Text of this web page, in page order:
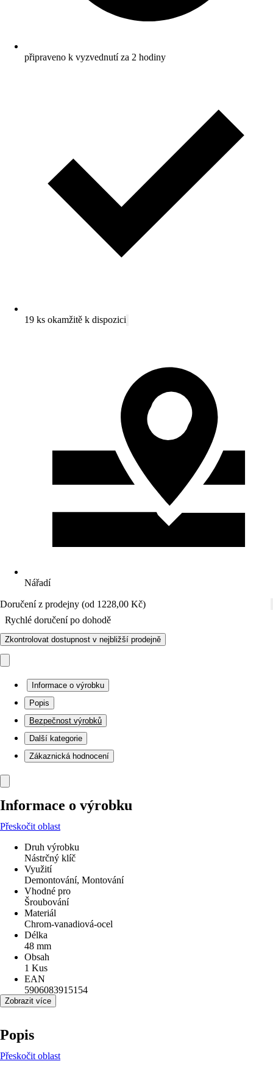
připraveno k vyzvednutí za 2 hodiny
19 ks okamžitě k dispozici
Nářadí
Doručení z prodejny (od 1228,00 Kč)
Rychlé doručení po dohodě
Zkontrolovat dostupnost v nejbližší prodejně
Informace o výrobku
Popis
Bezpečnost výrobků
Další kategorie
Zákaznická hodnocení
Informace o výrobku
Přeskočit oblast
Druh výrobku
Nástrčný klíč
Využití
Demontování, Montování
Vhodné pro
Šroubování
Materiál
Chrom-vanadiová-ocel
Délka
48 mm
Obsah
1 Kus
EAN
5906083915154
Zobrazit více
Popis
Přeskočit oblast